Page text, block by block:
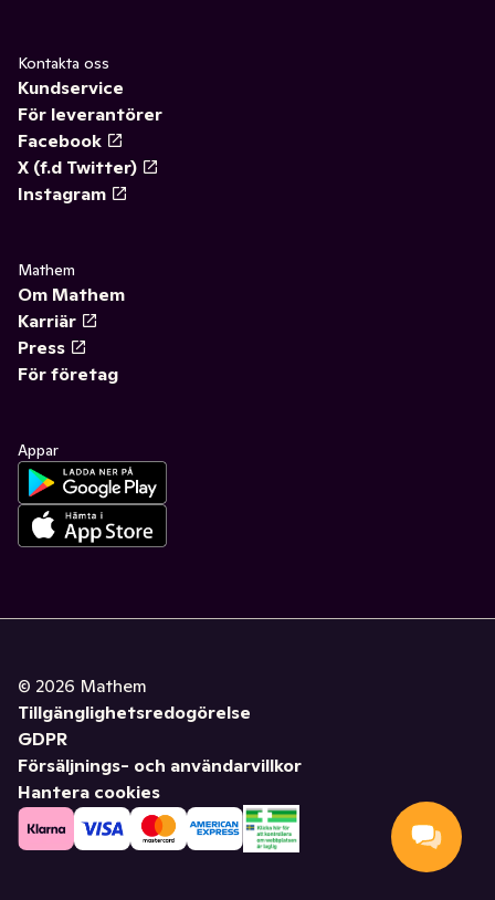
Kontakta oss
Kundservice
För leverantörer
Facebook
X (f.d Twitter)
Instagram
Mathem
Om Mathem
Karriär
Press
För företag
Appar
© 2026 Mathem
Tillgänglighetsredogörelse
GDPR
Försäljnings- och användarvillkor
Hantera cookies